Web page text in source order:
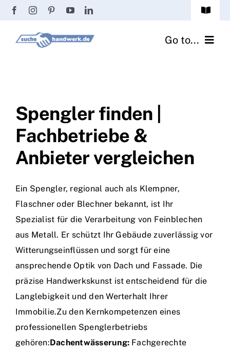
Zum
springen
Toggle
Passwort vergessen? Go to...
Handwerker Ratgeber
Wir über uns
Spengler finden |
Fachbetriebe &
Anbieter vergleichen
Ein Spengler, regional auch als Klempner,
Flaschner oder Blechner bekannt, ist Ihr
Spezialist für die Verarbeitung von Feinblechen
aus Metall. Er schützt Ihr Gebäude zuverlässig vor
Witterungseinflüssen und sorgt für eine
ansprechende Optik von Dach und Fassade. Die
präzise Handwerkskunst ist entscheidend für die
Langlebigkeit und den Werterhalt Ihrer
Immobilie.Zu den Kernkompetenzen eines
professionellen Spenglerbetriebs
gehören:Dachentwässerung: Fachgerechte